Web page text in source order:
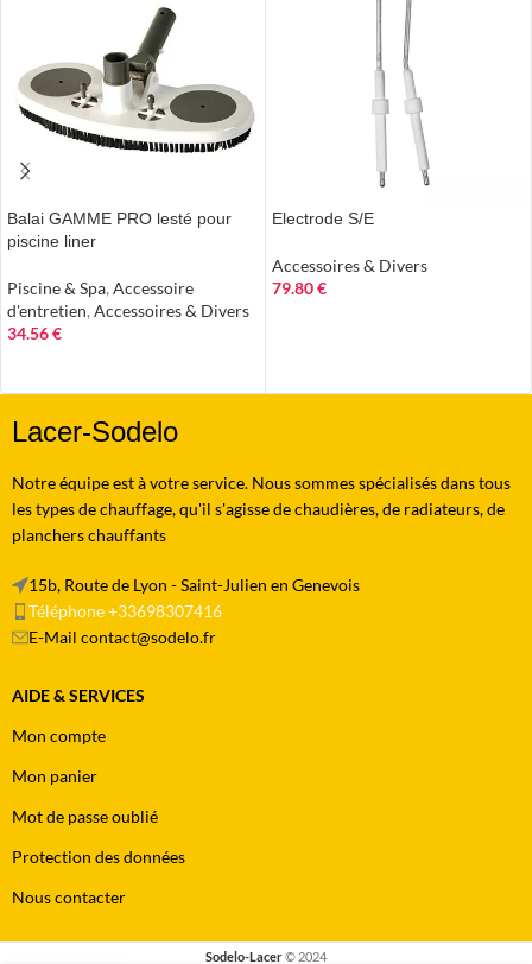
Balai GAMME PRO lesté pour
piscine liner
Piscine & Spa, Accessoire
d'entretien, Accessoires & Divers
34.56€
Electrode S/E
Accessoires & Divers
79.80€
Lacer-Sodelo
Notre équipe est à votre service. Nous sommes spécialisés dans tous
les types de chauffage, qu'il s'agisse de chaudières, de radiateurs, de
planchers chauffants
15b, Route de Lyon - Saint-Julien en Genevois
Téléphone +33698307416
E-Mail contact@sodelo.fr
AIDE & SERVICES
Mon compte
Mon panier
Mot de passe oublié
Protection des données
Nous contacter
Sodelo-Lacer© 2024